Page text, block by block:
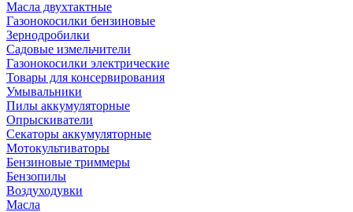
Масла двухтактные
Газонокосилки бензиновые
Зернодробилки
Садовые измельчители
Газонокосилки электрические
Товары для консервирования
Умывальники
Пилы аккумуляторные
Опрыскиватели
Секаторы аккумуляторные
Мотокультиваторы
Бензиновые триммеры
Бензопилы
Воздуходувки
Масла